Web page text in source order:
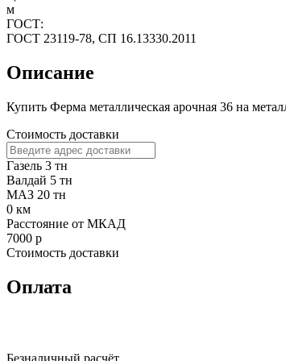
м
ГОСТ:
ГОСТ 23119-78, СП 16.13330.2011
Описание
Купить Ферма металлическая арочная 36 на
Стоимость доставки
Газель 3 тн
Валдай 5 тн
МАЗ 20 тн
0 км
Расстояние от МКАД
7000 р
Стоимость доставки
Оплата
Безналичный расчёт